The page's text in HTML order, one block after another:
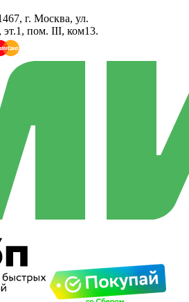
г. Москва, ул.
эт.1, пом. III, ком13.